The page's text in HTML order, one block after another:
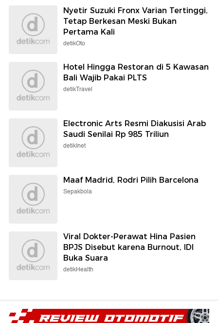
Nyetir Suzuki Fronx Varian Tertinggi,
Tetap Berkesan Meski Bukan
Pertama Kali
detikOto
Hotel Hingga Restoran di 5 Kawasan
Bali Wajib Pakai PLTS
detikTravel
Electronic Arts Resmi Diakusisi Arab
Saudi Senilai Rp 985 Triliun
detikInet
Maaf Madrid, Rodri Pilih Barcelona
Sepakbola
Viral Dokter-Perawat Hina Pasien
BPJS Disebut karena Burnout, IDI
Buka Suara
detikHealth